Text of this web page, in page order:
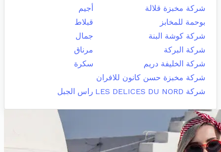
شركة مخبزة قلالة
أجيم
بوحمة للمخابز
قبلاط
شركة كوشة البنة
جمال
شركة البركة
مرناق
شركة الخليفة دريم
سكرة
شركة مخبزة حسن كانون للافران
شركة LES DELICES DU NORD
راس الجبل